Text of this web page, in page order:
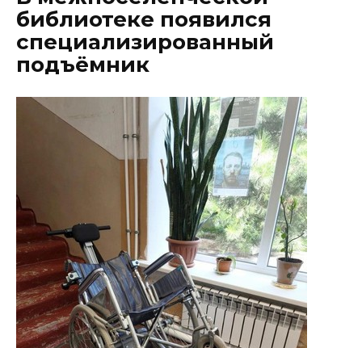
библиотеке появился
специализированный
подъёмник